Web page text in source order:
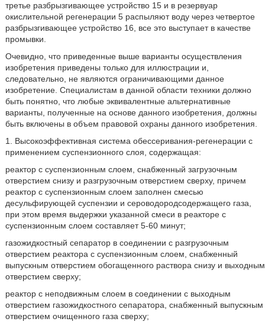
третье разбрызгивающее устройство 15 и в резервуар
окислительной регенерации 5 распыляют воду через четвертое
разбрызгивающее устройство 16, все это выступает в качестве
промывки.
Очевидно, что приведенные выше варианты осуществления
изобретения приведены только для иллюстрации и,
следовательно, не являются ограничивающими данное
изобретение. Специалистам в данной области техники должно
быть понятно, что любые эквивалентные альтернативные
варианты, полученные на основе данного изобретения, должны
быть включены в объем правовой охраны данного изобретения.
1. Высокоэффективная система обессеривания-регенерации с
применением суспензионного слоя, содержащая:
реактор с суспензионным слоем, снабженный загрузочным
отверстием снизу и разгрузочным отверстием сверху, причем
реактор с суспензионным слоем заполнен смесью
десульфирующей суспензии и сероводородсодержащего газа,
при этом время выдержки указанной смеси в реакторе с
суспензионным слоем составляет 5-60 минут;
газожидкостный сепаратор в соединении с разгрузочным
отверстием реактора с суспензионным слоем, снабженный
выпускным отверстием обогащенного раствора снизу и выходным
отверстием сверху;
реактор с неподвижным слоем в соединении с выходным
отверстием газожидкостного сепаратора, снабженный выпускным
отверстием очищенного газа сверху;